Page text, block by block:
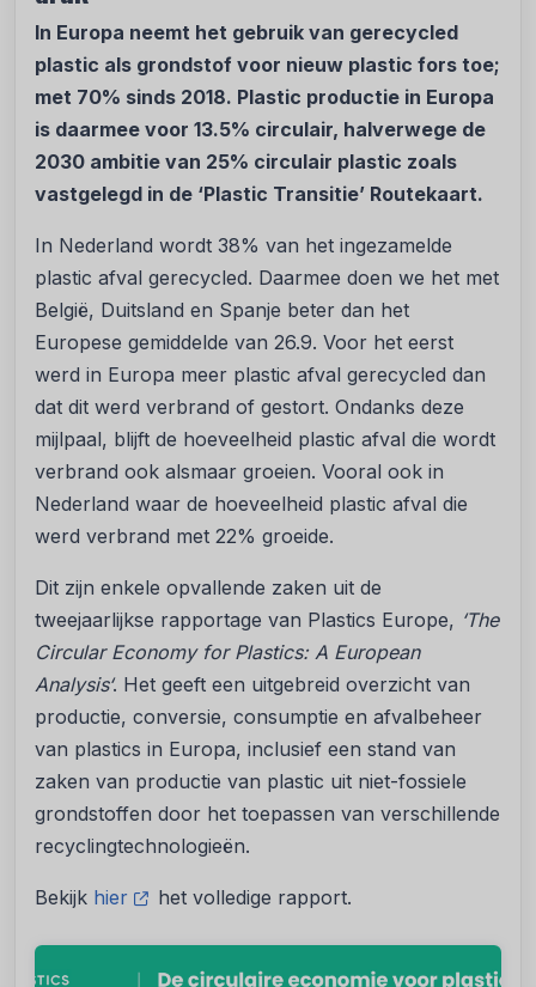
In Europa neemt het gebruik van gerecycled
plastic als grondstof voor nieuw plastic fors toe;
met 70% sinds 2018. Plastic productie in Europa
is daarmee voor 13.5% circulair, halverwege de
2030 ambitie van 25% circulair plastic zoals
vastgelegd in de ‘Plastic Transitie’ Routekaart.
In Nederland wordt 38% van het ingezamelde
plastic afval gerecycled. Daarmee doen we het met
België, Duitsland en Spanje beter dan het
Europese gemiddelde van 26.9. Voor het eerst
werd in Europa meer plastic afval gerecycled dan
dat dit werd verbrand of gestort. Ondanks deze
mijlpaal, blijft de hoeveelheid plastic afval die wordt
verbrand ook alsmaar groeien. Vooral ook in
Nederland waar de hoeveelheid plastic afval die
werd verbrand met 22% groeide.
Dit zijn enkele opvallende zaken uit de
tweejaarlijkse rapportage van Plastics Europe, ‘The
Circular Economy for Plastics: A European
Analysis‘. Het geeft een uitgebreid overzicht van
productie, conversie, consumptie en afvalbeheer
van plastics in Europa, inclusief een stand van
zaken van productie van plastic uit niet-fossiele
grondstoffen door het toepassen van verschillende
recyclingtechnologieën.
Bekijk hier het volledige rapport.